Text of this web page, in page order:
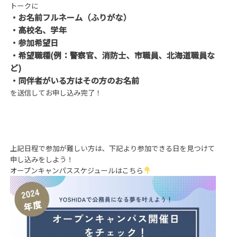
トークに
・お名前フルネーム（ふりがな）
・高校名、学年
・参加希望日
・希望職種(例：警察官、消防士、市職員、北海道職員な
ど)
・同伴者がいる方はその方のお名前
を送信してお申し込み完了！
上記日程で参加が難しい方は、下記より参加できる日を見つけて
申し込みをしよう！
オープンキャンパススケジュールはこちら